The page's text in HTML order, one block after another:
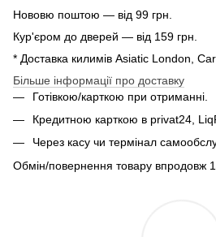
Нововю поштою — від 99 грн.
Кур'єром до дверей — від 159 грн.
* Доставка килимів Asiatic London,
Більше інформації про доставку
Готівкою/карткою при отриманні.
Кредитною карткою в privat24,
Через касу чи термінал
Обмін/повернення товару впродовж